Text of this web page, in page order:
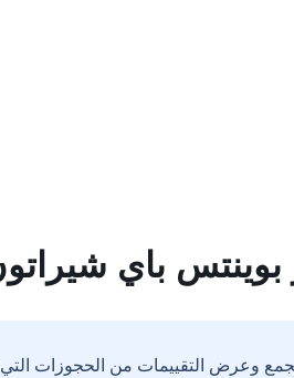
باي شيراتون
وعرض التقييمات من الحجوزات